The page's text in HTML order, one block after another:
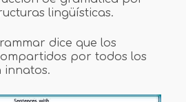
lingüísticas.
dice que los
por todos los
innatos.